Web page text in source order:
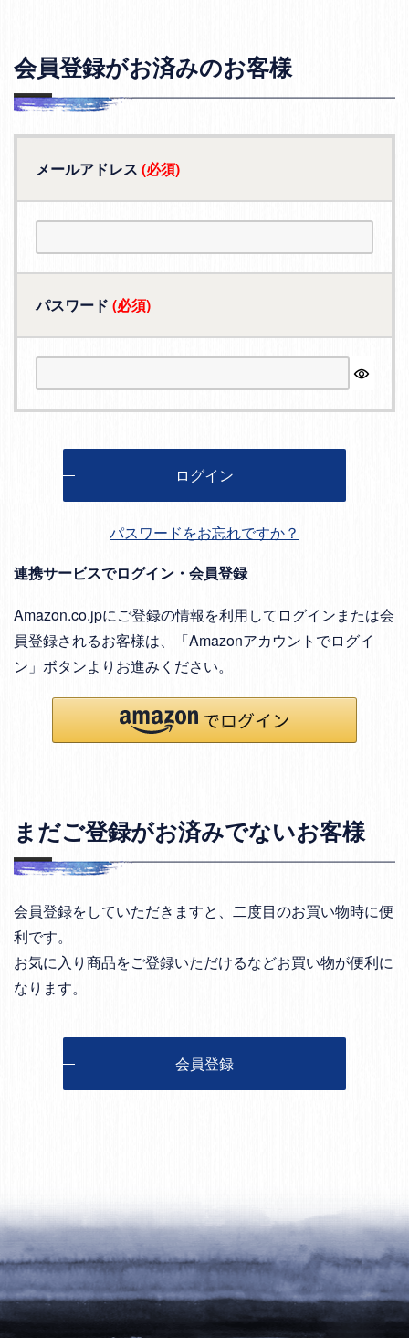
会員登録がお済みのお客様
メールアドレス (必須)
パスワード (必須)
ログイン
パスワードをお忘れですか？
連携サービスでログイン・会員登録
Amazon.co.jpにご登録の情報を利用してログインまたは会
員登録されるお客様は、「Amazonアカウントでログイ
ン」ボタンよりお進みください。
まだご登録がお済みでないお客様
会員登録をしていただきますと、二度目のお買い物時に便
利です。
お気に入り商品をご登録いただけるなどお買い物が便利に
なります。
会員登録